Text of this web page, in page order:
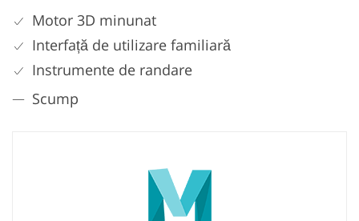
Motor 3D minunat
Interfață de utilizare familiară
Instrumente de randare
Scump